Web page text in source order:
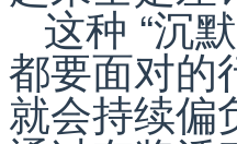
这种 “沉
都要面对的
就会持续偏